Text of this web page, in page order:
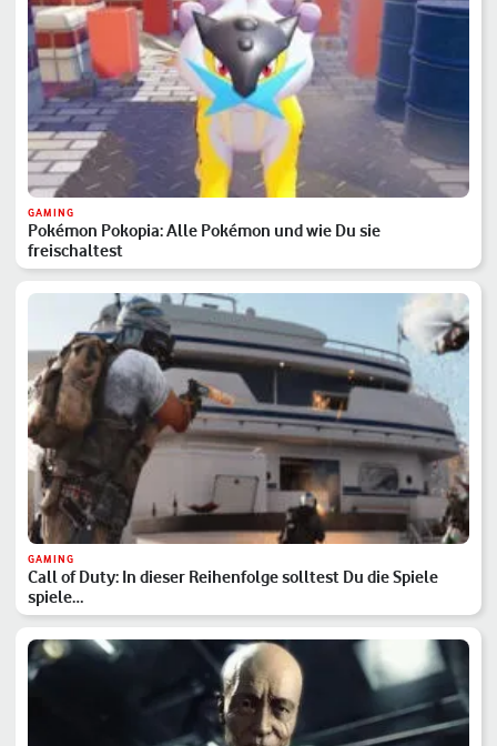
GAMING
Pokémon Pokopia: Alle Pokémon und wie Du sie
freischaltest
GAMING
Call of Duty: In dieser Reihenfolge solltest Du die Spiele
spiele…